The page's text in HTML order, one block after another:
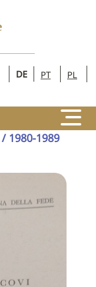
DE PT PL
/ 1980-1989